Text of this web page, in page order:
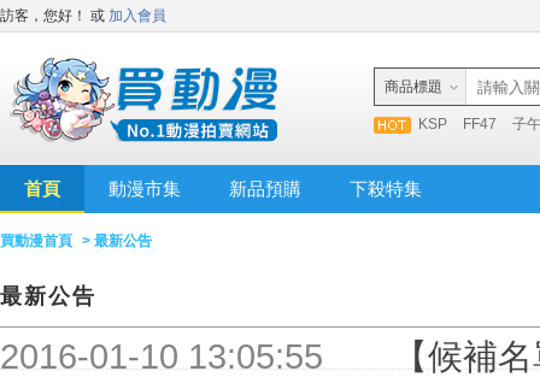
訪客，您好！ 或 加入會員
商品標題
KSP FF47 子
首頁 動漫市集 新品預購 下殺特集
買動漫首頁 > 最新公告
最新公告
2016-01-10 13:05:55
【候補